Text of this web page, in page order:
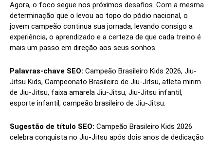
Agora, o foco segue nos próximos desafios. Com a mesma
determinação que o levou ao topo do pódio nacional, o
jovem campeão continua sua jornada, levando consigo a
experiência, o aprendizado e a certeza de que cada treino é
mais um passo em direção aos seus sonhos.
Palavras-chave SEO: Campeão Brasileiro Kids 2026, Jiu-
Jitsu Kids, Campeonato Brasileiro de Jiu-Jitsu, atleta mirim
de Jiu-Jitsu, faixa amarela Jiu-Jitsu, Jiu-Jitsu infantil,
esporte infantil, campeão brasileiro de Jiu-Jitsu.
Sugestão de título SEO: Campeão Brasileiro Kids 2026
celebra conquista no Jiu-Jitsu após dois anos de dedicação